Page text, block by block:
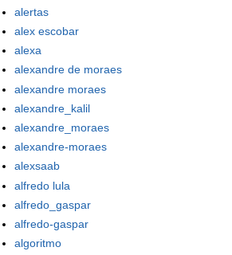
alertas
alex escobar
alexa
alexandre de moraes
alexandre moraes
alexandre_kalil
alexandre_moraes
alexandre-moraes
alexsaab
alfredo lula
alfredo_gaspar
alfredo-gaspar
algoritmo